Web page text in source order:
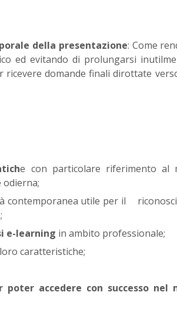
della presentazione: Come
ed evitando di prolungarsi
domande finali dirottate
e con particolare riferimento al
contemporanea utile per il
e-learning in ambito professionale;
caratteristiche;
accedere con successo nel